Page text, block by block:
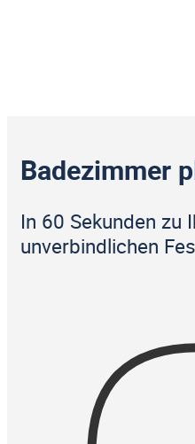
Badezimmer
In 60 Sekunden zu
unverbindlichen